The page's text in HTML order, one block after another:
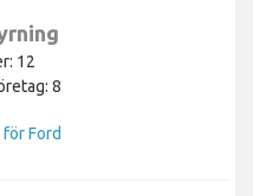
12
8
Ford